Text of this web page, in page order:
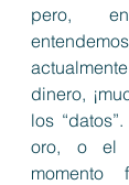
pero,
dinero,
los
oro, o el
momento